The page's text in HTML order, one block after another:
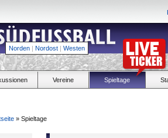
Norden | Nordost | Westen
Vereine Spieltage
» Spieltage